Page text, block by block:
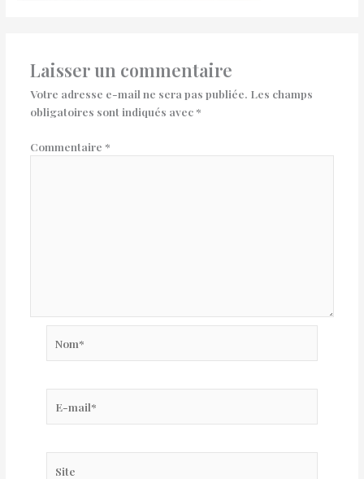
Laisser un commentaire
Votre adresse e-mail ne sera pas publiée. Les champs
obligatoires sont indiqués avec *
Commentaire *
mail*